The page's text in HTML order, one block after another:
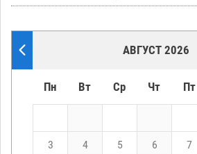
АВГУСТ 2026
Пн Вт Ср Чт Пт
3 4 5 6 7